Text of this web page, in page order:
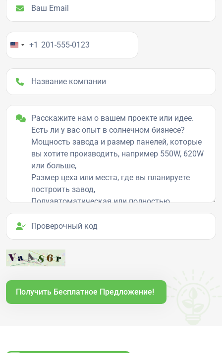
Ваш номер телефона
+1
Название компании
Детали проекта
Проверочный код
Получить Бесплатное Предложение!